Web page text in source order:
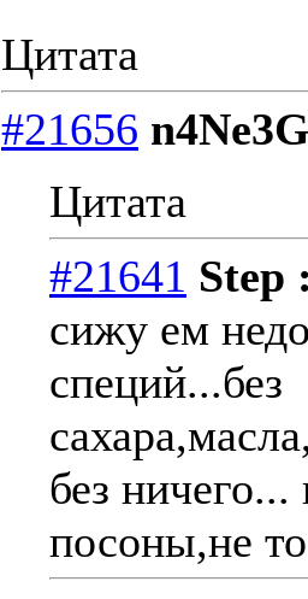
Цитата
#21656
Цитата
#21641 Step
сижу ем
специй...без
без
посоны,не